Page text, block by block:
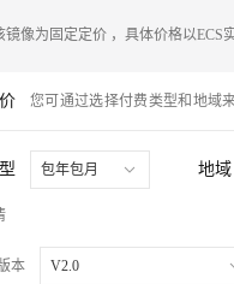
镜像为固定定价 ，具体价格以ECS
您可通过选择付费类型和地域
包年包月 地域
本 V2.0